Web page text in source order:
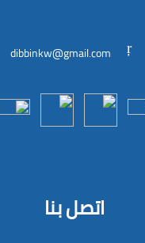
dibbinkw@gmail.com
اتصل بنا